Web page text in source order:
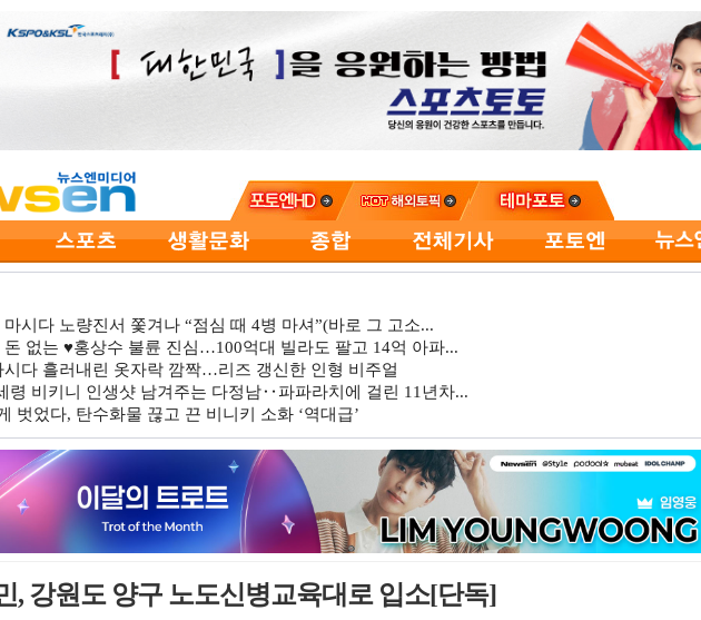
마시다 노량진서 쫓겨나 “점심 때 4병 마셔”(바로 그 고소...
돈 없는 ♥홍상수 불륜 진심…100억대 빌라도 팔고 14억 아파...
시다 흘러내린 옷자락 깜짝…리즈 갱신한 인형 비주얼
령 비키니 인생샷 남겨주는 다정남‥파파라치에 걸린 11년차...
벗었다, 탄수화물 끊고 끈 비니키 소화 ‘역대급’
, 강원도 양구 노도신병교육대로 입소[단독]